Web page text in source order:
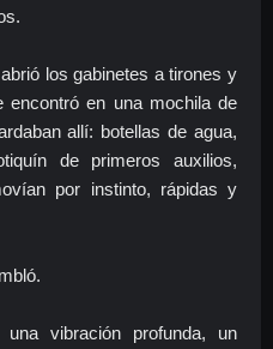
los gabinetes a tirones y
en una mochila de
allí: botellas de agua,
de primeros auxilios,
por instinto, rápidas y
vibración profunda, un